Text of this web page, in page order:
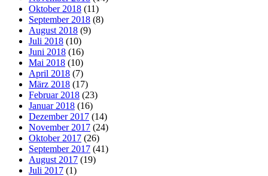
Oktober 2018 (11)
September 2018 (8)
August 2018 (9)
Juli 2018 (10)
Juni 2018 (16)
Mai 2018 (10)
April 2018 (7)
März 2018 (17)
Februar 2018 (23)
Januar 2018 (16)
Dezember 2017 (14)
November 2017 (24)
Oktober 2017 (26)
September 2017 (41)
August 2017 (19)
Juli 2017 (1)